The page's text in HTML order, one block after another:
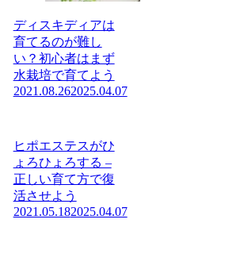
ディスキディアは
育てるのが難し
い？初心者はまず
水栽培で育てよう
2021.08.262025.04.07
ヒポエステスがひ
ょろひょろする –
正しい育て方で復
活させよう
2021.05.182025.04.07